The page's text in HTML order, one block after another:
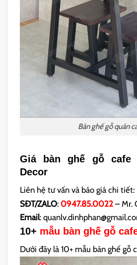
Bàn ghế gỗ quán
Giá bàn ghế gỗ cafe
Decor
Liên hệ tư vấn và báo giá chi tiết:
SĐT/ZALO: 0947.85.0022 – Mr.
Email:
10+ mẫu bàn ghế gỗ
Dưới đây là 10+ mẫu bàn ghế gỗ